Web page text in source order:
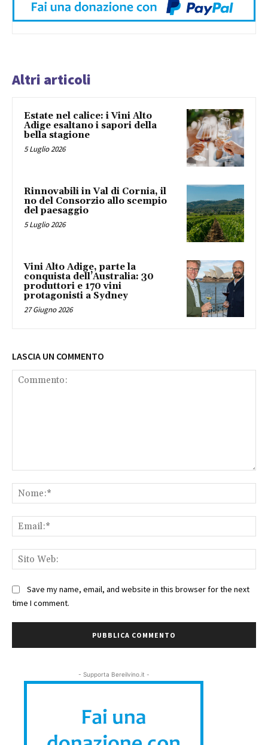
Altri articoli
Estate nel calice: i Vini Alto
Adige esaltano i sapori della
bella stagione
5 Luglio 2026
Rinnovabili in Val di Cornia, il
no del Consorzio allo scempio
del paesaggio
5 Luglio 2026
Vini Alto Adige, parte la
conquista dell’Australia: 30
produttori e 170 vini
protagonisti a Sydney
27 Giugno 2026
LASCIA UN COMMENTO
Save my name, email, and website in this browser for the next
time I comment.
- Supporta Bereilvino.it -